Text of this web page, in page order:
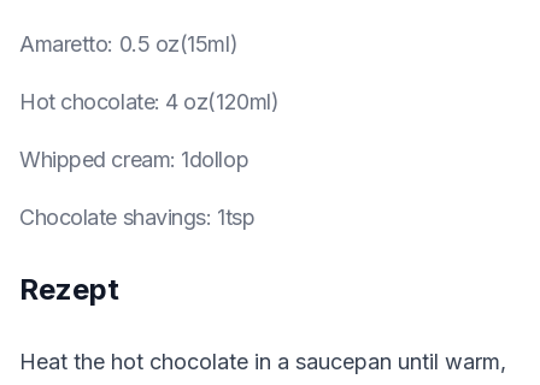
Amaretto: 0.5 oz(15ml)
Hot chocolate: 4 oz(120ml)
Whipped cream: 1dollop
Chocolate shavings: 1tsp
Rezept
Heat the hot chocolate in a saucepan until warm,